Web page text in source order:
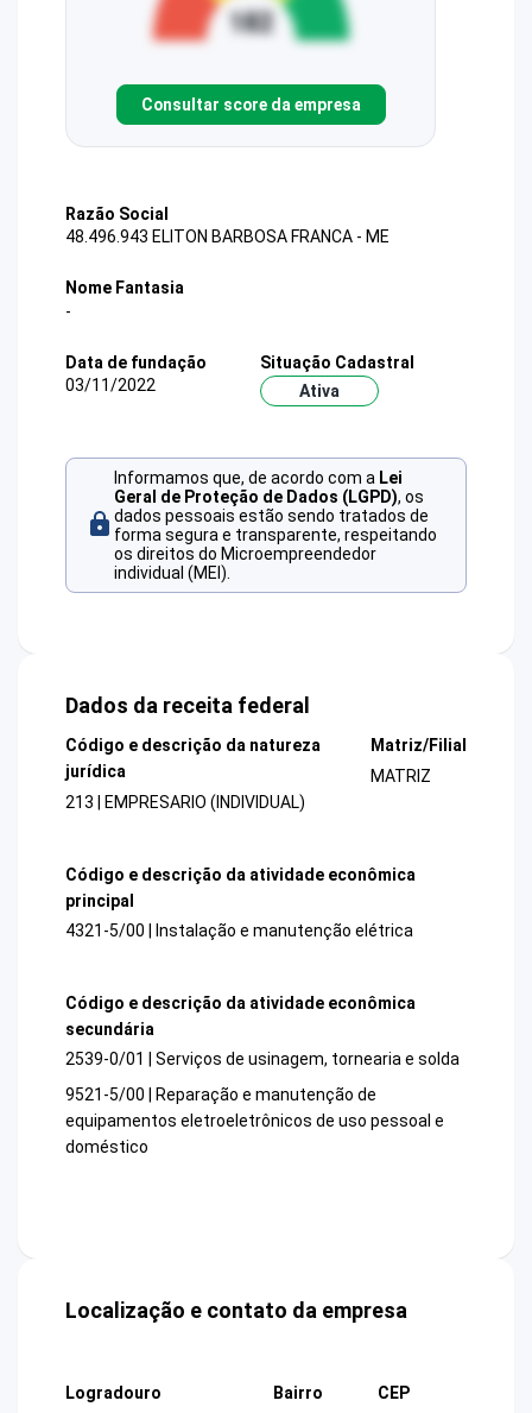
Consultar score da empresa
Razão Social
48.496.943 ELITON BARBOSA FRANCA - ME
Nome Fantasia
-
Data de fundação
03/11/2022
Situação Cadastral
Ativa
Informamos que, de acordo com a Lei
Geral de Proteção de Dados (LGPD), os
dados pessoais estão sendo tratados de
forma segura e transparente, respeitando
os direitos do Microempreendedor
individual (MEI).
Dados da receita federal
Código e descrição da natureza
jurídica
213 | EMPRESARIO (INDIVIDUAL)
Matriz/Filial
MATRIZ
Código e descrição da atividade econômica
principal
4321-5/00 | Instalação e manutenção elétrica
Código e descrição da atividade econômica
secundária
2539-0/01 | Serviços de usinagem, tornearia e solda
9521-5/00 | Reparação e manutenção de
equipamentos eletroeletrônicos de uso pessoal e
doméstico
Localização e contato da empresa
Logradouro
Bairro
CEP